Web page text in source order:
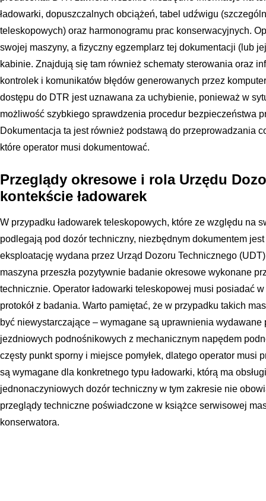
ładowarki, dopuszczalnych obciążeń, tabel udźwigu
teleskopowych) oraz harmonogramu prac konserwacyjnych.
swojej maszyny, a fizyczny egzemplarz tej dokumentacji (lub
kabinie. Znajdują się tam również schematy sterowania oraz
kontrolek i komunikatów błędów generowanych przez
dostępu do DTR jest uznawana za uchybienie, ponieważ w
możliwość szybkiego sprawdzenia procedur bezpieczeństwa
Dokumentacja ta jest również podstawą do przeprowadzania
które operator musi dokumentować.
Przeglądy okresowe i rola Urzędu
kontekście ładowarek
W przypadku ładowarek teleskopowych, które ze względu na
podlegają pod dozór techniczny, niezbędnym dokumentem
eksploatację wydana przez Urząd Dozoru Technicznego
maszyna przeszła pozytywnie badanie okresowe wykonane
technicznie. Operator ładowarki teleskopowej musi posiadać
protokół z badania. Warto pamiętać, że w przypadku takich
być niewystarczające – wymagane są uprawnienia
jezdniowych podnośnikowych z mechanicznym napędem
częsty punkt sporny i miejsce pomyłek, dlatego operator musi
są wymagane dla konkretnego typu ładowarki, którą ma
jednonaczyniowych dozór techniczny w tym zakresie nie
przeglądy techniczne poświadczone w książce serwisowej
konserwatora.